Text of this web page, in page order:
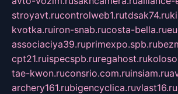
stroyavt.rucontrolweb1.rutdsak74.ru
kvotka.ruiron-snab.rucosta-bella.ru
associaciya39.ruprimexpo.spb.ru
cpt21.ruispecspb.ruregahost.ru
tae-kwon.ruconsrio.com.ruinsiam.ru
archery161.rubigencyclica.ruvlast16.ru